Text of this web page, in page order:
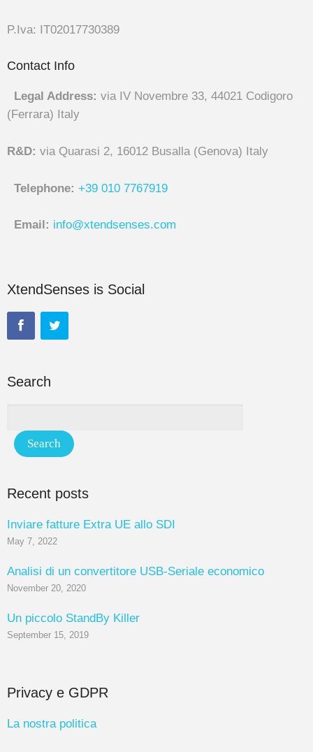
P.Iva: IT02017730389
Contact Info
Legal Address: via IV Novembre 33, 44021 Codigoro
(Ferrara) Italy
R&D: via Quarasi 2, 16012 Busalla (Genova) Italy
Telephone: +39 010 7767919
Email: info@xtendsenses.com
XtendSenses is Social
Search
Recent posts
Inviare fatture Extra UE allo SDI
May 7, 2022
Analisi di un convertitore USB-Seriale economico
November 20, 2020
Un piccolo StandBy Killer
September 15, 2019
Privacy e GDPR
La nostra politica